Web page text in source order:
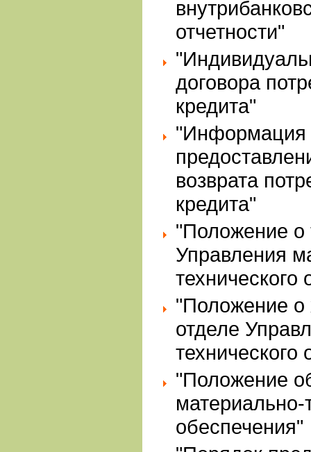
отчетности"
договора
кредита"
"Информация
возврата
кредита"
"Положение о
Управления
технического
"Положение о
отделе
технического
"Положение
материально-
обеспечения"